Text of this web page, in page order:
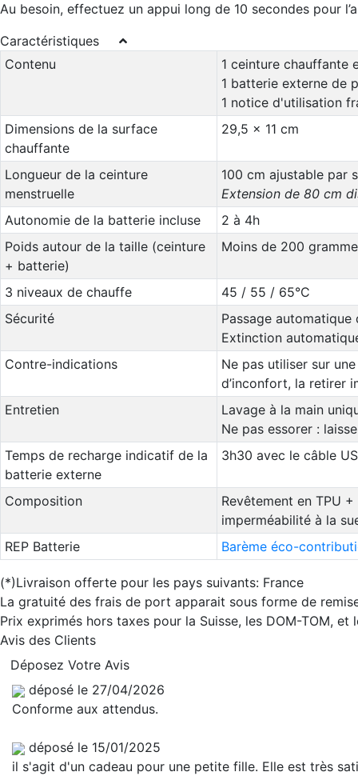
Au besoin, effectuez un appui long de 10 secondes pour
Caractéristiques
Contenu
1 ceinture chauffante
1 batterie externe de
1 notice d'utilisation
Dimensions de la surface
chauffante
29,5 x 11 cm
Longueur de la ceinture
menstruelle
100 cm ajustable par
Extension de 80 cm
Autonomie de la batterie incluse
2 à 4h
Poids autour de la taille (ceinture
+ batterie)
Moins de 200
3 niveaux de chauffe
45 / 55 / 65°C
Sécurité
Passage
Extinction
Contre-indications
Ne pas utiliser sur
d’inconfort, la retirer
Entretien
Lavage à la main
Ne pas essorer :
Temps de recharge indicatif de la
batterie externe
3h30 avec le câble
Composition
Revêtement en TPU
imperméabilité à la
REP Batterie
Barème éco-
(*)Livraison offerte pour les pays suivants: France
La gratuité des frais de port apparait sous forme de
Prix exprimés hors taxes pour la Suisse, les DOM-TOM,
Avis des Clients
Déposez Votre Avis
déposé le 27/04/2026
Conforme aux attendus.
déposé le 15/01/2025
il s'agit d'un cadeau pour une petite fille. Elle est très